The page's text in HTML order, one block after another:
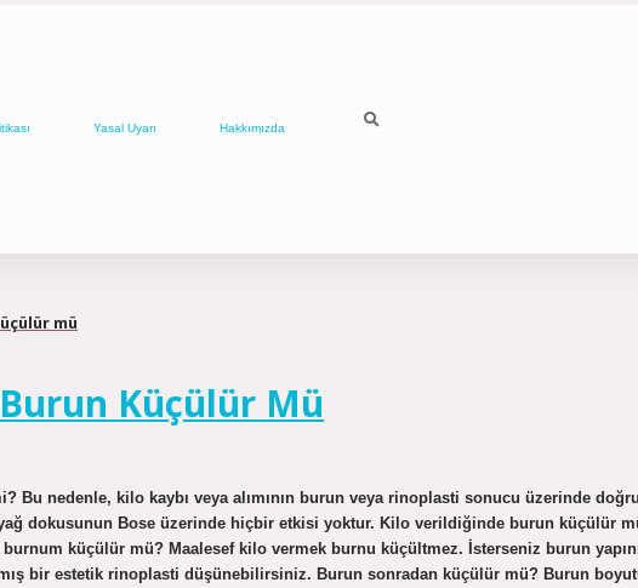
Yasal Uyarı Hakkımızda
mü
Küçülür Mü
Bu nedenle, kilo kaybı veya alımının burun veya rinoplasti sonucu üzerinde
dokusunun Bose üzerinde hiçbir etkisi yoktur. Kilo verildiğinde burun küçülür
küçülür mü? Maalesef kilo vermek burnu küçültmez. İsterseniz burun
bir estetik rinoplasti düşünebilirsiniz. Burun sonradan küçülür mü? Burun